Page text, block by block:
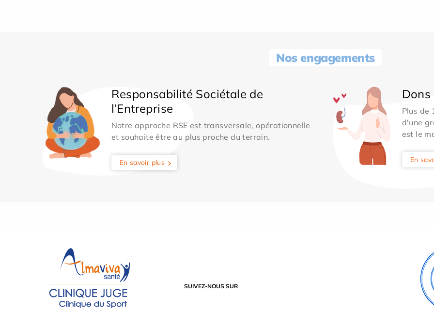
Nos engagements
Responsabilité Sociétale de
l’Entreprise
Notre approche RSE est transversale, opérationnelle
et souhaite être au plus proche du terrain.
En savoir plus
Plus de
d'une
est le
En
SUIVEZ-NOUS SUR